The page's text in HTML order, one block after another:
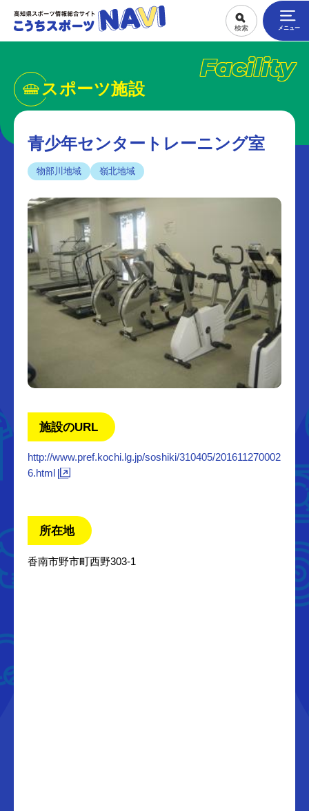
Facility
スポーツ施設
青少年センタートレーニング室
物部川地域 嶺北地域
施設のURL
http://www.pref.kochi.lg.jp/soshiki/310405/201611270002
6.html
所在地
香南市野市町西野303-1